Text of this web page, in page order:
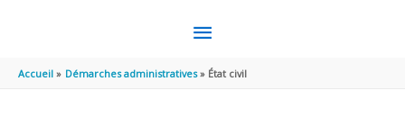
MENU
PRINCIPAL
Accueil Démarches administratives État civil